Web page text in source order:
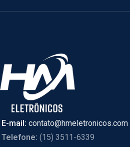
E-mail: contato@hmeletronicos.com
Telefone: (15) 3511-6339